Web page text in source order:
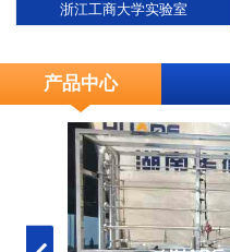
浙江工商大学实验室
产品中心